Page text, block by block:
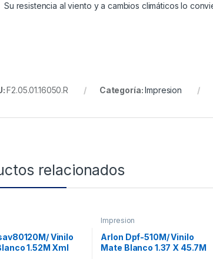
Su resistencia al viento y a cambios climáticos lo
F2.05.01.16050.R Categoría:Impresion
relacionados
Vinilo
1.52M Xml
Impresion
Arlon Dpf-510M/ Vinilo
Mate Blanco 1.37 X 45.7M